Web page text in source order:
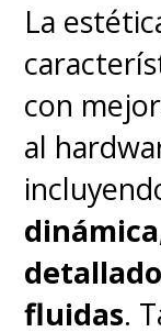
La
con
al
fluidas.